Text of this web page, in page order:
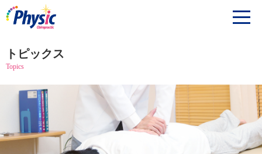
トピックス
Topics